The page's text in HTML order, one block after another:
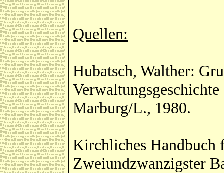
Quellen:
Hubatsch, Walther:
Marburg/L., 1980.
Kirchliches Handbuch
Zweiundzwanzigster